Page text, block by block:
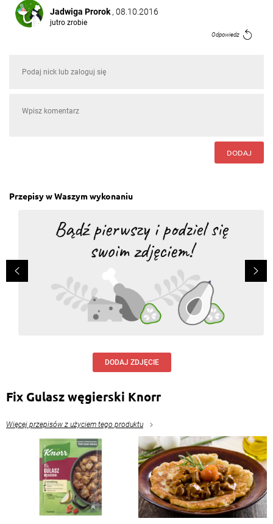
Jadwiga Prorok, 08.10.2016
jutro zrobie
Odpowiedz
DODAJ
Przepisy w Waszym wykonaniu
DODAJ ZDJĘCIE
Fix Gulasz węgierski Knorr
Więcej przepisów z użyciem tego produktu